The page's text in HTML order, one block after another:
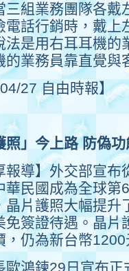
三組業務團隊各戴
電話行銷時，戴上
法是用右耳耳機的
的業務員靠直覺與
04/27 自由時報】
照」今上路 防偽
報導】外交部宣
華民國成為全球第
晶片護照大幅提升
免簽證待遇。晶片
，仍為新台幣1200
歐鴻鍊29日宣布